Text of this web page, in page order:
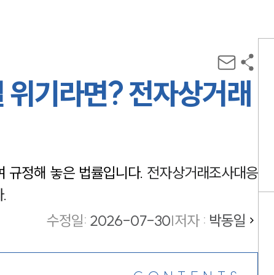
기라면? 전자상거래
규정해 놓은 법률입니다. 전자상거래조사대응
수정일: 2026-07-30|저자 : 박동일